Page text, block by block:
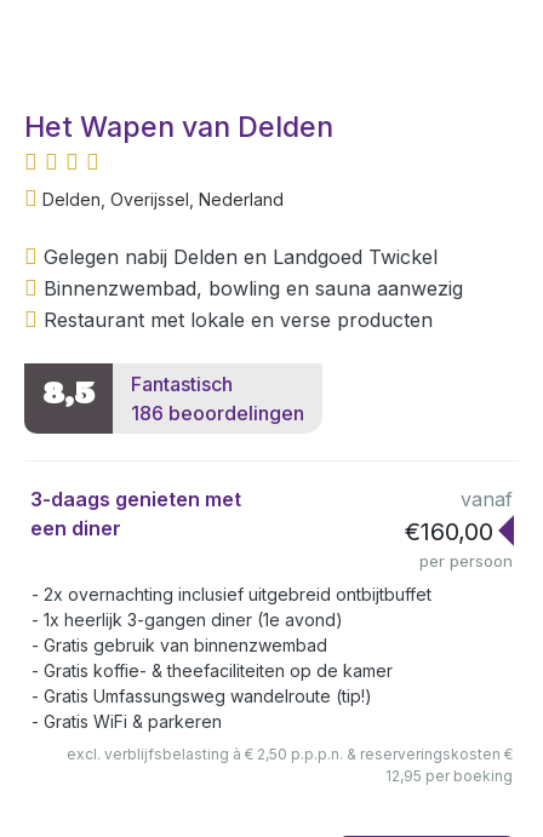
Het Wapen van Delden
Delden, Overijssel, Nederland
Gelegen nabij Delden en Landgoed Twickel
Binnenzwembad, bowling en sauna aanwezig
Restaurant met lokale en verse producten
8,5
Fantastisch
186 beoordelingen
3-daags genieten met
een diner
vanaf
€160,00
per persoon
2x overnachting inclusief uitgebreid ontbijtbuffet
1x heerlijk 3-gangen diner (1e avond)
Gratis gebruik van binnenzwembad
Gratis koffie- & theefaciliteiten op de kamer
Gratis Umfassungsweg wandelroute (tip!)
Gratis WiFi & parkeren
excl. verblijfsbelasting à € 2,50 p.p.p.n. & reserveringskosten €
12,95 per boeking